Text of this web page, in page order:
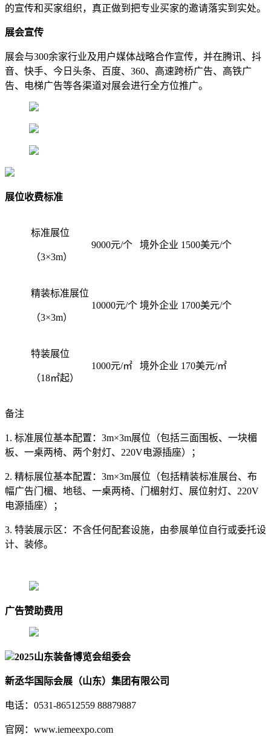
的宣传和买家组织，真正做到把专业买家的邀请落实到实处。
展会宣传
展会与300余家行业及用户媒体战略合作宣传，并在腾讯、抖
音、快手、今日头条、百度、360、高速跨桥广告、高铁广
告、电梯广告等各渠道对展会进行全方位推广。
展位收费标准
标准展位
（3×3m）
9000元/个 境外企业 1500美元/个
精装标准展位
（3×3m）
10000元/个 境外企业 1700美元/个
特装展位
（18㎡起）
1000元/㎡ 境外企业 170美元/㎡
备注
1. 标准展位基本配置：3m×3m展位（包括三面围板、一块楣
板、一桌两椅、两个射灯、220V电源插座）；
2. 精标展位基本配置：3m×3m展位（包括精装标准展台、布
幅广告门楣、地毯、一桌两椅、门楣射灯、展位射灯、220V
电源插座）；
3. 特装展示区：不含任何配套设施，由参展单位自行或委托设
计、装修。
广告赞助费用
2025山东装备博览会组委会
新丞华国际会展（山东）集团有限公司
电话：0531-86512559 88879887
官网：www.iemeexpo.com